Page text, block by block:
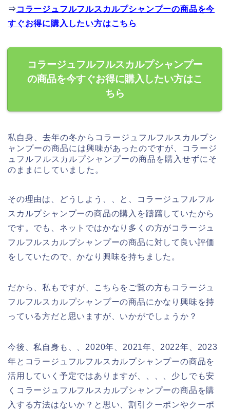
⇒ コラージュフルフルスカルプシャンプーの商品を今
すぐお得に購入したい方はこちら
コラージュフルフルスカルプシャンプー
の商品を今すぐお得に購入したい方はこ
ちら
私自身、去年の冬からコラージュフルフルスカルプシ
ャンプーの商品には興味があったのですが、コラージ
ュフルフルスカルプシャンプーの商品を購入せずにそ
のままにしていました。
その理由は、どうしよう、、と、コラージュフルフル
スカルプシャンプーの商品の購入を躊躇していたから
です。でも、ネットではかなり多くの方がコラージュ
フルフルスカルプシャンプーの商品に対して良い評価
をしていたので、かなり興味を持ちました。
だから、私もですが、こちらをご覧の方もコラージュ
フルフルスカルプシャンプーの商品にかなり興味を持
っている方だと思いますが、いかがでしょうか？
今後、私自身も、、2020年、2021年、2022年、2023
年とコラージュフルフルスカルプシャンプーの商品を
活用していく予定ではありますが、、、、少しでも安
くコラージュフルフルスカルプシャンプーの商品を購
入する方法はないか？と思い、割引クーポンやクーポ